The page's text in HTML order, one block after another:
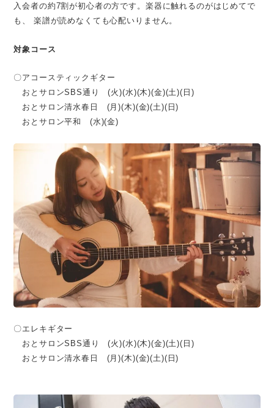
入会者の約7割が初心者の方です。楽器に触れるのがはじめてで
も、 楽譜が読めなくても心配いりません。
対象コース
〇アコースティックギター
おとサロンSBS通り (火)(水)(木)(金)(土)(日)
おとサロン清水春日 (月)(木)(金)(土)(日)
おとサロン平和 (水)(金)
〇エレキギター
おとサロンSBS通り (火)(水)(木)(金)(土)(日)
おとサロン清水春日 (月)(木)(金)(土)(日)